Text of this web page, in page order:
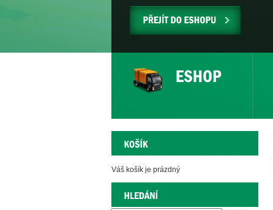
Váš košík je prázdný